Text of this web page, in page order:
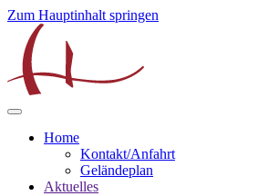
Zum Hauptinhalt springen
Home
Kontakt/Anfahrt
Geländeplan
Aktuelles